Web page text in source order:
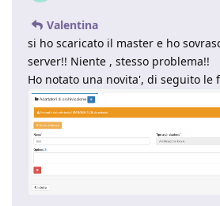
Valentina
si ho scaricato il master e ho
server!! Niente , stesso problema!!
Ho notato una novita', di seguito le